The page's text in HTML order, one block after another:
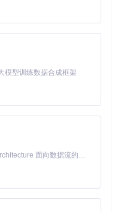
模型训练数据合成框架
DORA (Dataflow-Oriented Robotic Architecture 面向数据流的机器人架构) 是为 AI 与具身智能机器人打造的高性能开发框架，以数据流范式重构开发逻辑，原生支持分布式部署与端边云协同 —— 无需复杂适配，即可实现一体端到端具身大小脑、VLA等模型部署，无缝衔接感知、推理、控制全链路，让 AI 能力与机器人动作深度融合。 依托 Rust 内核与零拷贝通信技术，它将具身大小脑、VLA等模型推理、多模态数据融合延迟压缩至微秒级，同时兼容 ROS2 生态与国产 AI 芯片，彻底降低具身智能机器人的开发门槛，让分布式部署下的 AI 赋能创新更高效、更灵活。